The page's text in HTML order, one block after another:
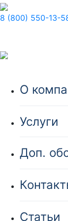
8 (800) 550-13-
О
Услуги
Доп.
Статьи